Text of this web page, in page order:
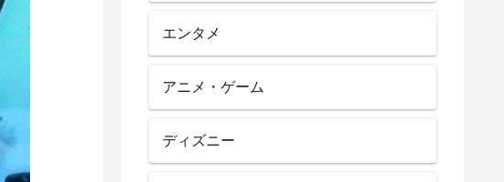
エンタメ
アニメ・ゲーム
ディズニー